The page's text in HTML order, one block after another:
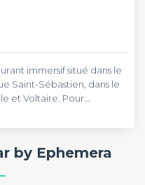
immersif situé dans le
Saint-Sébastien, dans le
et Voltaire. Pour
la ligne 8 du métro
ou les lignes 5 et
à l'univers immersif
by Ephemera